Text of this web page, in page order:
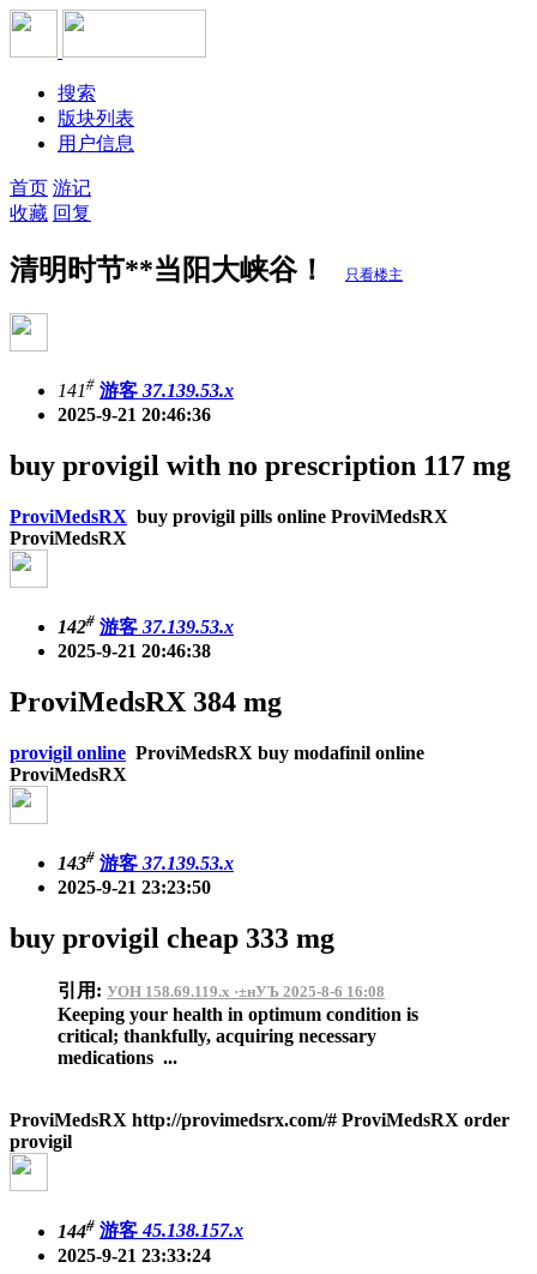
搜索
版块列表
用户信息
首页 游记
收藏 回复
清明时节**当阳大峡谷！ 只看楼主
141# 游客 37.139.53.x
2025-9-21 20:46:36
buy provigil with no prescription 117 mg
ProviMedsRX buy provigil pills online ProviMedsRX
ProviMedsRX
142# 游客 37.139.53.x
2025-9-21 20:46:38
ProviMedsRX 384 mg
provigil online ProviMedsRX buy modafinil online
ProviMedsRX
143# 游客 37.139.53.x
2025-9-21 23:23:50
buy provigil cheap 333 mg
引用: УОН 158.69.119.x ·±нУЪ 2025-8-6 16:08
Keeping your health in optimum condition is
critical; thankfully, acquiring necessary
medications ...
ProviMedsRX http://provimedsrx.com/# ProviMedsRX order
provigil
144# 游客45.138.157.x
2025-9-21 23:33:24